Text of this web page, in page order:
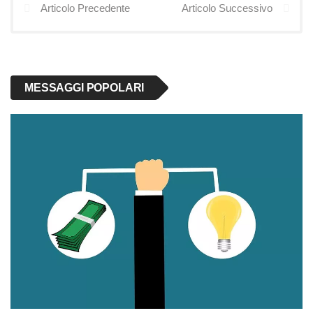
Articolo Precedente Articolo Successivo
MESSAGGI POPOLARI